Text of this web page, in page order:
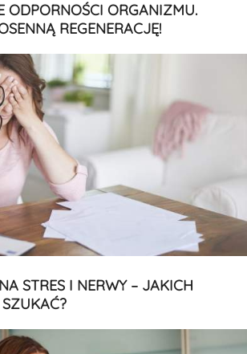
ODPORNOŚCI ORGANIZMU.
REGENERACJĘ!
STRES I NERWY – JAKICH